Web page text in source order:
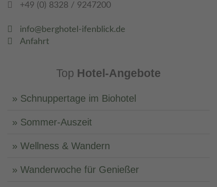
+49 (0) 8328 / 9247200
info@berghotel-ifenblick.de
Anfahrt
Top Hotel-Angebote
Schnuppertage im Biohotel
Sommer-Auszeit
Wellness & Wandern
Wanderwoche für Genießer